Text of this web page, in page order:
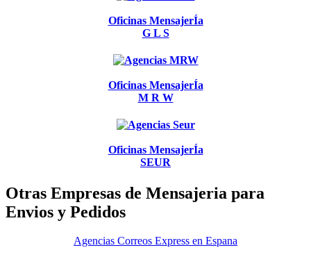
Oficinas MensajerÍa
G L S
Oficinas MensajerÍa
M R W
Oficinas MensajerÍa
SEUR
Otras Empresas de Mensajeria para
Envios y Pedidos
Agencias Correos Express en Espana